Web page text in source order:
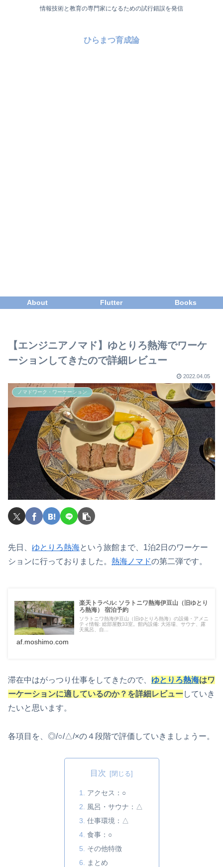
情報技術と教育の専門家になるための試行錯誤を発信
ひらまつ育成論
About Flutter Books
【エンジニアノマド】ゆとりろ熱海でワーケ
ーションしてきたので詳細レビュー
2022.04.05
ノマドワーク・ワーケーション
先日、 ゆとりろ熱海という旅館まで、1泊2日のワーケー
ションに行っておりました。 熱海ノマドの第二弾です。
楽天トラベル: ソラトニワ熱海伊豆山（旧ゆとり
ろ熱海） 宿泊予約
ソラトニワ熱海伊豆山（旧ゆとりろ熱海）の設備・アメニ
ティ情報: 総部屋数33室。館内設備: 大浴場、サウナ、露
天風呂、自...
af.moshimo.com
滞在中はがっつり仕事をしてきたので、 ゆとりろ熱海はワ
ーケーションに適しているのか？を詳細レビューしていき
たいと思います。
各項目を、◎/○/△/×の４段階で評価していきましょうー。
目次
アクセス：○
風呂・サウナ：△
仕事環境：△
食事：○
その他特徴
まとめ